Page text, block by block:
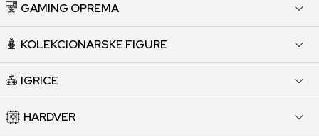
GAMING OPREMA
KOLEKCIONARSKE FIGURE
IGRICE
HARDVER